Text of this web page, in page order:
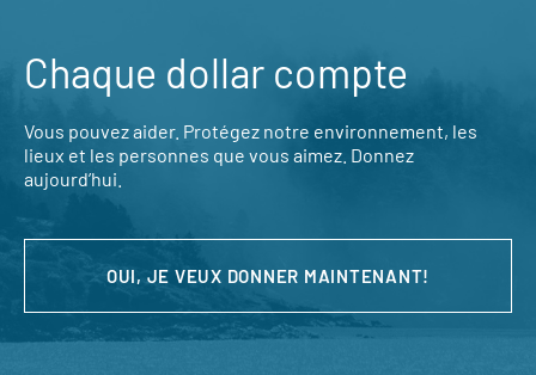
Chaque dollar compte
Vous pouvez aider. Protégez notre environnement, les
lieux et les personnes que vous aimez. Donnez
aujourd’hui.
OUI, JE VEUX DONNER MAINTENANT!